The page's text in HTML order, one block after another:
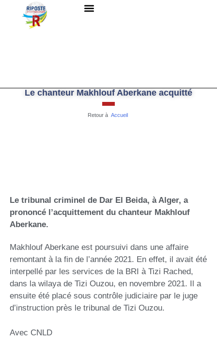
Le chanteur Makhlouf Aberkane acquitté
Retour à Accueil
Le tribunal criminel de Dar El Beida, à Alger, a
prononcé l’acquittement du chanteur Makhlouf
Aberkane.
Makhlouf Aberkane est poursuivi dans une affaire
remontant à la fin de l’année 2021. En effet, il avait été
interpellé par les services de la BRI à Tizi Rached,
dans la wilaya de Tizi Ouzou, en novembre 2021. Il a
ensuite été placé sous contrôle judiciaire par le juge
d’instruction près le tribunal de Tizi Ouzou.
Avec CNLD